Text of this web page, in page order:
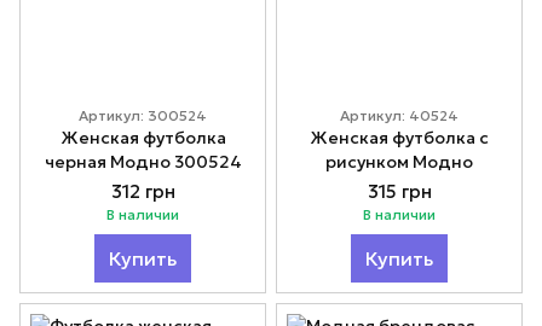
Артикул: 300524
Женская футболка
черная Модно 300524
312 грн
В наличии
Купить
Артикул: 40524
Женская футболка с
рисунком Модно
315 грн
В наличии
Купить